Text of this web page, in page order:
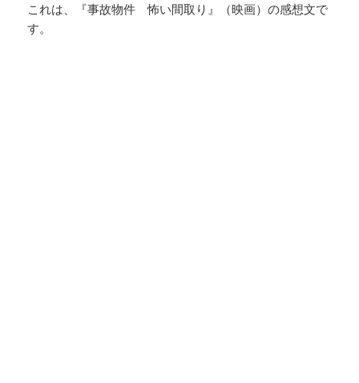
これは、『事故物件 怖い間取り』（映画）の感想文で
す。